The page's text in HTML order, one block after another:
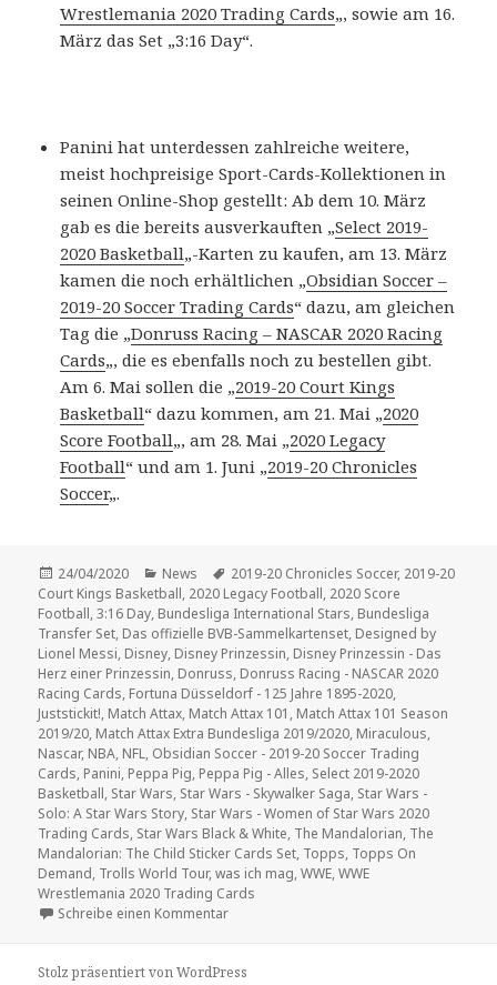
Wrestlemania 2020 Trading Cards„, sowie am 16.
März das Set „3:16 Day“.
Panini hat unterdessen zahlreiche weitere,
meist hochpreisige Sport-Cards-Kollektionen in
seinen Online-Shop gestellt: Ab dem 10. März
gab es die bereits ausverkauften „Select 2019-
2020 Basketball„-Karten zu kaufen, am 13. März
kamen die noch erhältlichen „Obsidian Soccer –
2019-20 Soccer Trading Cards“ dazu, am gleichen
Tag die „Donruss Racing – NASCAR 2020 Racing
Cards„, die es ebenfalls noch zu bestellen gibt.
Am 6. Mai sollen die „2019-20 Court Kings
Basketball“ dazu kommen, am 21. Mai „2020
Score Football„, am 28. Mai „2020 Legacy
Football“ und am 1. Juni „2019-20 Chronicles
Soccer„.
Veröffentlicht
am
24/04/2020 Kategorien
News Schlagwörter
2019-20 Chronicles Soccer, 2019-20
Court Kings Basketball, 2020 Legacy Football, 2020 Score
Football,3:16 Day, Bundesliga International Stars, Bundesliga
Transfer Set, Das offizielle BVB-Sammelkartenset, Designed by
Lionel Messi, Disney, Disney Prinzessin, Disney Prinzessin - Das
Herz einer Prinzessin, Donruss, Donruss Racing - NASCAR 2020
Racing Cards, Fortuna Düsseldorf - 125 Jahre 1895-2020,
Juststickit!, Match Attax, Match Attax 101 , Match Attax 101 Season
2019/20, Match Attax Extra Bundesliga 2019/2020, Miraculous,
Nascar, NBA, NFL, Obsidian Soccer - 2019-20 Soccer Trading
Cards, Panini, Peppa Pig, Peppa Pig - Alles, Select 2019-2020
Basketball, Star Wars, Star Wars - Skywalker Saga, Star Wars -
Solo: A Star Wars Story, Star Wars - Women of Star Wars 2020
Trading Cards, Star Wars Black & White, The Mandalorian, The
Mandalorian: The Child Sticker Cards Set, Topps, Topps On
Demand, Trolls World Tour,was ich mag,WWE,WWE
Wrestlemania 2020 Trading Cards
Schreibe einen Kommentarzu News-Update mit massenhaft
Stolz präsentiert von WordPress